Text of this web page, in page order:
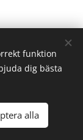
funktion
dig bästa
alla